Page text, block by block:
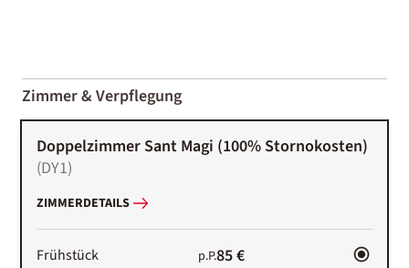
01-02
Zimmer & Verpflegung
Doppelzimmer Sant Magi (100% Stornokosten)
(DY1)
ZIMMERDETAILS
Frühstück p.P.85 €